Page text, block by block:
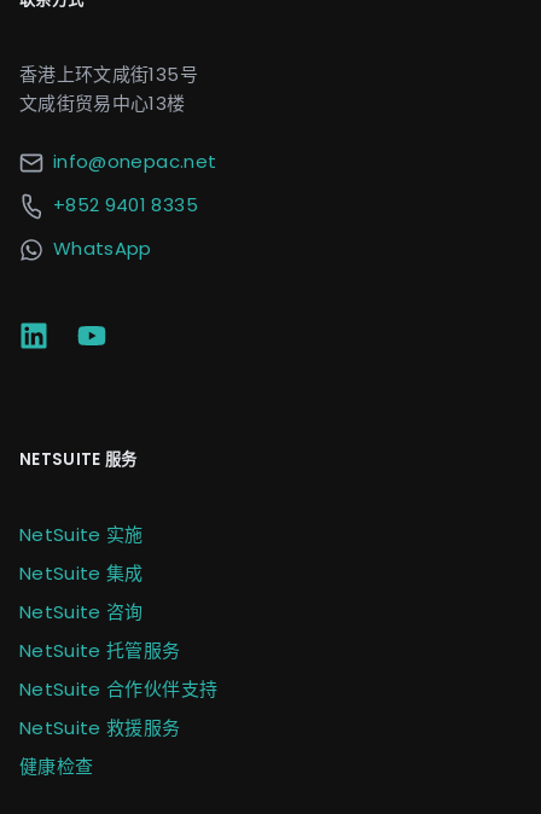
香港上环文咸街135号
文咸街贸易中心13楼
info@onepac.net
+852 9401 8335
WhatsApp
NETSUITE 服务
NetSuite 实施
NetSuite 集成
NetSuite 咨询
NetSuite 托管服务
NetSuite 合作伙伴支持
NetSuite 救援服务
健康检查